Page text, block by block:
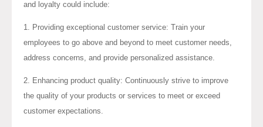
and loyalty could include:
1. Providing exceptional customer service: Train your
employees to go above and beyond to meet customer needs,
address concerns, and provide personalized assistance.
2. Enhancing product quality: Continuously strive to improve
the quality of your products or services to meet or exceed
customer expectations.